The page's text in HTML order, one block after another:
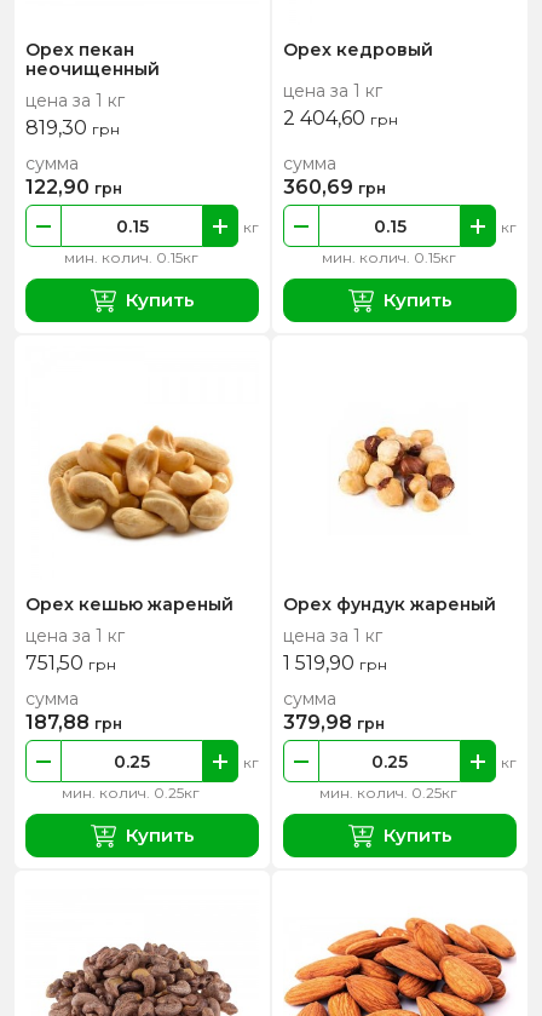
Орех пекан
неочищенный
цена за 1 кг
819,30 грн
мин. колич. 0.15кг
кг
сумма
122,90 грн
Купить
Орех кедровый
цена за 1 кг
2 404,60 грн
мин. колич. 0.15кг
кг
сумма
360,69 грн
Купить
Орех кешью жареный
цена за 1 кг
751,50 грн
мин. колич. 0.25кг
кг
сумма
187,88 грн
Купить
Орех фундук жареный
цена за 1 кг
1 519,90 грн
мин. колич. 0.25кг
кг
сумма
379,98 грн
Купить